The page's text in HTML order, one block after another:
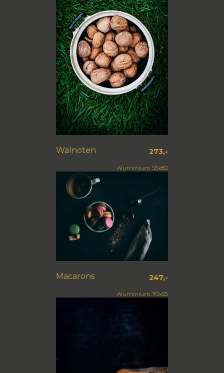
Walnoten 273,-
Aluminium 55x80
Macarons 247,-
Aluminium 70x55